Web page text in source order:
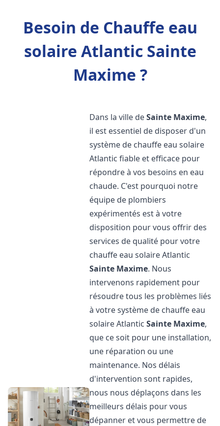
Besoin de Chauffe eau
solaire Atlantic Sainte
Maxime ?
Dans la ville deSainte Maxime,
il est essentiel de disposer d'un
système de chauffe eau solaire
Atlantic fiable et efficace pour
répondre à vos besoins en eau
chaude. C'est pourquoi notre
équipe de plombiers
expérimentés est à votre
disposition pour vous offrir des
services de qualité pour votre
chauffe eau solaire Atlantic
Sainte Maxime. Nous
intervenons rapidement pour
résoudre tous les problèmes liés
à votre système de chauffe eau
solaire AtlanticSainte Maxime,
que ce soit pour une installation,
une réparation ou une
maintenance. Nos délais
d'intervention sont rapides,
nous nous déplaçons dans les
meilleurs délais pour vous
dépanner et vous permettre de